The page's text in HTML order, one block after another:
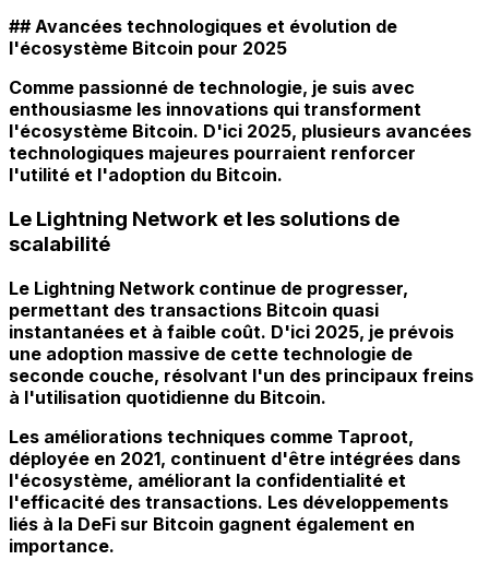
## Avancées technologiques et évolution de
l'écosystème Bitcoin pour 2025
Comme passionné de technologie, je suis avec
enthousiasme les innovations qui transforment
l'écosystème Bitcoin. D'ici 2025, plusieurs avancées
technologiques majeures pourraient renforcer
l'utilité et l'adoption du Bitcoin.
Le Lightning Network et les solutions de
scalabilité
Le Lightning Network continue de progresser,
permettant des transactions Bitcoin quasi
instantanées et à faible coût. D'ici 2025, je prévois
une adoption massive de cette technologie de
seconde couche, résolvant l'un des principaux freins
à l'utilisation quotidienne du Bitcoin.
Les améliorations techniques comme Taproot,
déployée en 2021, continuent d'être intégrées dans
l'écosystème, améliorant la confidentialité et
l'efficacité des transactions. Les développements
liés à la DeFi sur Bitcoin gagnent également en
importance.